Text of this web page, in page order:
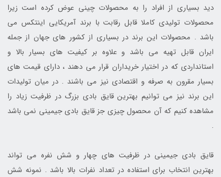
دید بسیاری از افراد را به محصولات چینی عوض کرده است زیرا
محصولات تولیدی کاملا قابل رقابت با برند آمریکایی اینتکس می
باشد . محصولات این برند در بسیاری از کشور های جهان از جمله
ایران قابل تهیه می باشد و علاوه بر کیفیت های بسیار بالا و
استانداردی که در اختیار خریداران قرار می دهند ، دارای قیمت های
بسیار مقرون به صرفه و اقتصادی نیز می باشند . در میان تولیدات
این برند نیز می توانیم بهترین قایق بادی بزرگ در ظرفیت زیاد را
مشاهده کنیم که آن محصول چیزی جز قایق بادی جیمینی نمی باشد
.
قایق بادی جیمینی در ظرفیت های چهار و شش نفره می تواند
بهترین انتخاب برای استفاده در تعداد نفرات بالا باشد . نمونه شش